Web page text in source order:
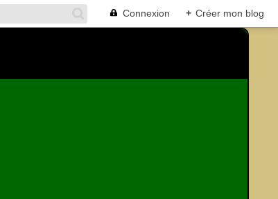
Connexion + Créer mon blog